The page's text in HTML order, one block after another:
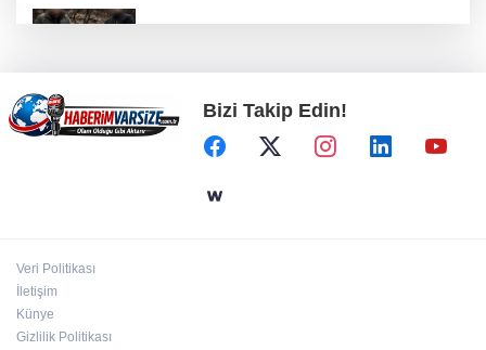
Görevden uzaklaştırılan Utku Caner Çaykara
hakkında tahliye kararı
MGK'dan 8 maddelik bildiri... Terörsüz
Bizi Takip Edin!
Veri Politikası
İletişim
Künye
Gizlilik Politikası